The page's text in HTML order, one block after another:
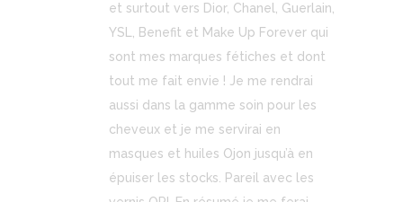
et surtout vers Dior, Chanel, Guerlain,
YSL, Benefit et Make Up Forever qui
sont mes marques fétiches et dont
tout me fait envie ! Je me rendrai
aussi dans la gamme soin pour les
cheveux et je me servirai en
masques et huiles Ojon jusqu’à en
épuiser les stocks. Pareil avec les